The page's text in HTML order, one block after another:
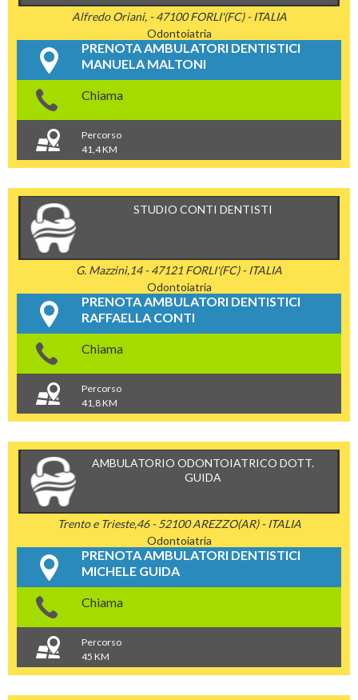
Alfredo Oriani, - 47100 FORLI'(FC) - ITALIA
Odontoiatria
PRENOTA AMBULATORI DENTISTICI
MANUELA MALTONI
Chiama
Percorso
41,4 KM
STUDIO CONTI DENTISTI
G. Mazzini,14 - 47121 FORLI'(FC) - ITALIA
Odontoiatria
PRENOTA AMBULATORI DENTISTICI
RAFFAELLA CONTI
Chiama
Percorso
41,8 KM
AMBULATORIO ODONTOIATRICO DOTT.
GUIDA
Trento e Trieste,46 - 52100 AREZZO(AR) - ITALIA
Odontoiatria
PRENOTA AMBULATORI DENTISTICI
MICHELE GUIDA
Chiama
Percorso
45 KM